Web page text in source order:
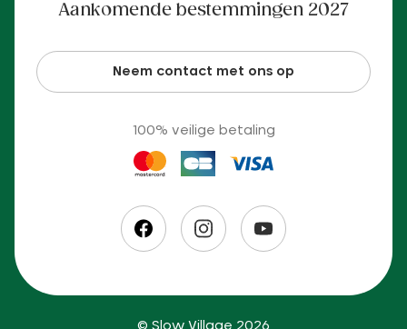
Aankomende bestemmingen 2027
Neem contact met ons op
100% veilige betaling